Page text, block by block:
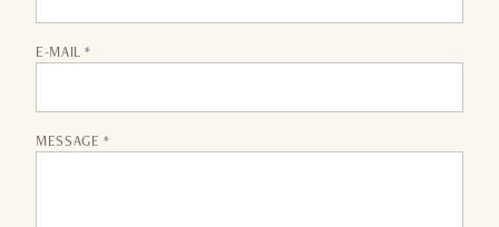
E-MAIL *
MESSAGE *